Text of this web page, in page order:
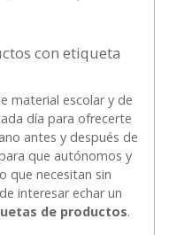
con etiqueta
material escolar y de
día para ofrecerte
antes y después de
que autónomos y
que necesitan sin
interesar echar un
de productos.